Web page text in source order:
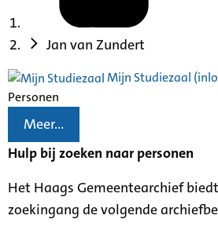
Jan van Zundert
Mijn Studiezaal
Personen
Meer...
Hulp bij zoeken naar personen
Het Haags Gemeentearchief
zoekingang de volgende